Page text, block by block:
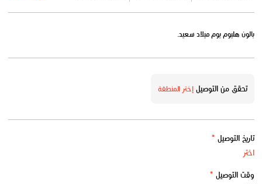
بالون هليوم يوم ميلاد سعيد.
تحقق من التوصيلإختر المنطقة
تاريخ التوصيل *
وقت التوصيل *